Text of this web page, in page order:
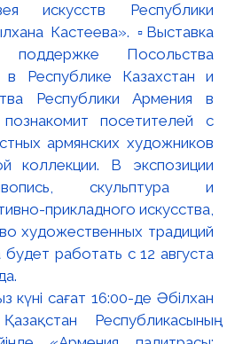
күні сағат 16:00-де Әбілхан
Республикасының